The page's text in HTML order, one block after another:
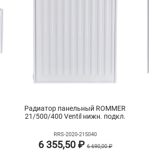
Радиатор панельный ROMMER
21/500/400 Ventil нижн. подкл.
RRS-2020-215040
6 355,50 ₽6 690,00 ₽